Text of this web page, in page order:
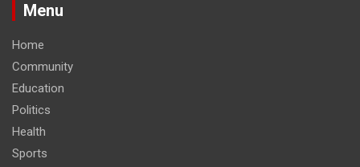
Menu
Home
Community
Education
Politics
Health
Sports